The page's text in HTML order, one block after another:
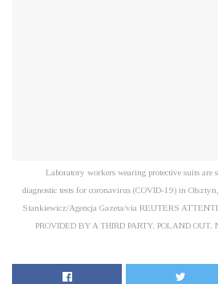
Laboratory workers wearing protective suits are
diagnostic tests for coronavirus (COVID-19) in
Stankiewicz/Agencja Gazeta/via REUTERS
PROVIDED BY A THIRD PARTY. POLAND